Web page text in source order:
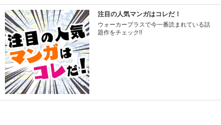
注目の人気マンガはコレだ！
ウォーカープラスで今一番読まれている話
題作をチェック!!